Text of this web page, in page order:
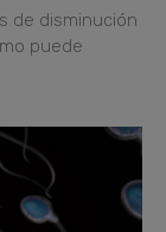
de disminución
puede